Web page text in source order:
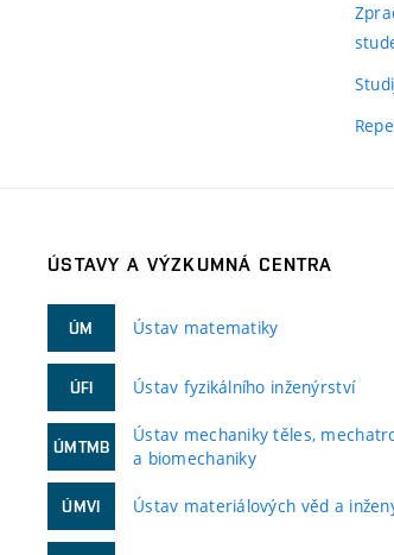
ÚSTAVY A VÝZKUMNÁ CENTRA
ÚM Ústav matematiky
ÚFI Ústav fyzikálního inženýrství
ÚMTMB
Ústav mechaniky těles,
a biomechaniky
ÚMVI Ústav materiálových věd a